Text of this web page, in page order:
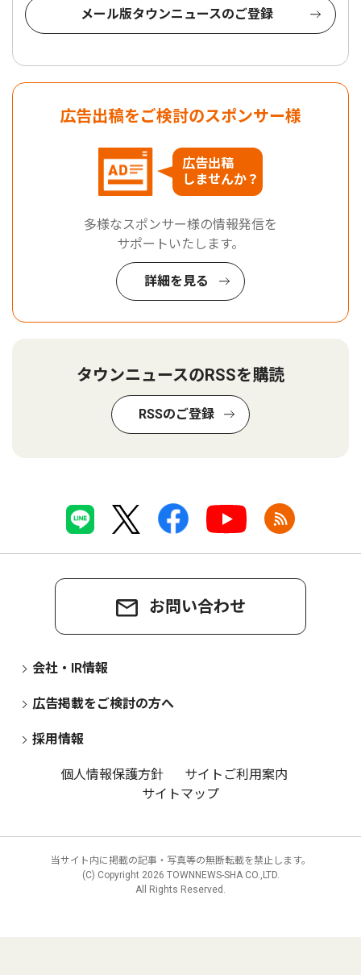
メール版タウンニュースのご登録
広告出稿をご検討のスポンサー様
広告出稿
しませんか？
多様なスポンサー様の情報発信を
サポートいたします。
詳細を見る
タウンニュースのRSSを購読
RSSのご登録
お問い合わせ
会社・IR情報
広告掲載をご検討の方へ
採用情報
個人情報保護方針
サイトご利用案内
サイトマップ
当サイト内に掲載の記事・写真等の無断転載を禁止します。
(C) Copyright 2026 TOWNNEWS-SHA CO.,LTD.
All Rights Reserved.